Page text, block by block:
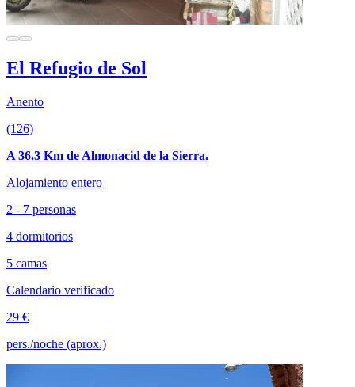
El Refugio de Sol
Anento
(126)
A 36.3 Km de Almonacid de la Sierra.
Alojamiento entero
2 - 7 personas
4 dormitorios
5 camas
Calendario verificado
29 €
pers./noche (aprox.)